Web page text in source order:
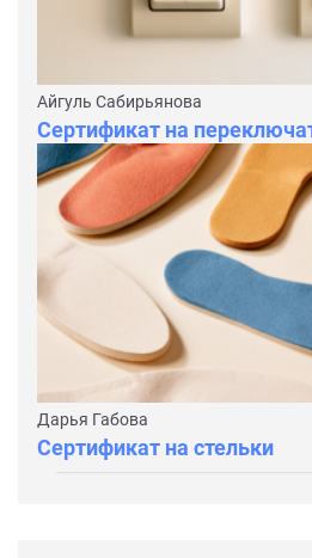
Айгуль Сабирьянова
Сертификат на
Дарья Габова
Сертификат на стельки